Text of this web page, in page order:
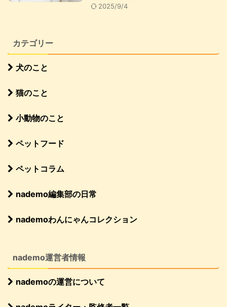
2025/9/4
カテゴリー
犬のこと
猫のこと
小動物のこと
ペットフード
ペットコラム
nademo編集部の日常
nademoわんにゃんコレクション
nademo運営者情報
nademoの運営について